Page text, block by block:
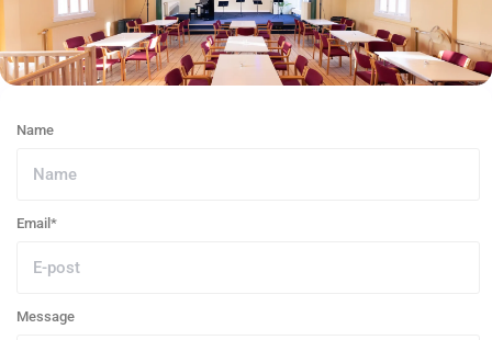
Name
Email*
Message